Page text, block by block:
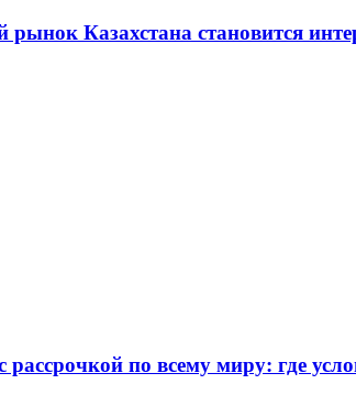
Казахстана становится
по всему миру: где